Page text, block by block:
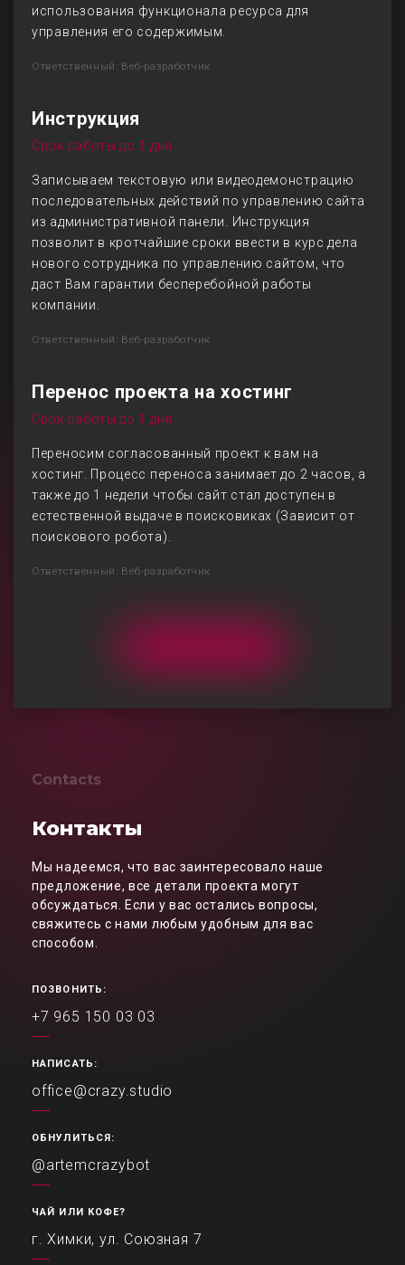
использования функционала ресурса для
управления его содержимым.
Ответственный: Веб-разработчик
Инструкция
Срок работы до 1 дня
Записываем текстовую или видеодемонстрацию
последовательных действий по управлению сайта
из административной панели. Инструкция
позволит в кротчайшие сроки ввести в курс дела
нового сотрудника по управлению сайтом, что
даст Вам гарантии бесперебойной работы
компании.
Ответственный: Веб-разработчик
Перенос проекта на хостинг
Срок работы до 1 дня
Переносим согласованный проект к вам на
хостинг. Процесс переноса занимает до 2 часов, а
также до 1 недели чтобы сайт стал доступен в
естественной выдаче в поисковиках (Зависит от
поискового робота).
Ответственный: Веб-разработчик
Contacts
Контакты
Мы надеемся, что вас заинтересовало наше
предложение, все детали проекта могут
обсуждаться. Если у вас остались вопросы,
свяжитесь с нами любым удобным для вас
способом.
ПОЗВОНИТЬ:
+7 965 150 03 03
НАПИСАТЬ:
office@crazy.studio
ОБНУЛИТЬСЯ:
@artemcrazybot
ЧАЙ ИЛИ КОФЕ?
г. Химки, ул. Союзная 7